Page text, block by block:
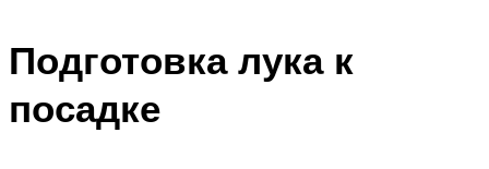
Подготовка лука к
посадке